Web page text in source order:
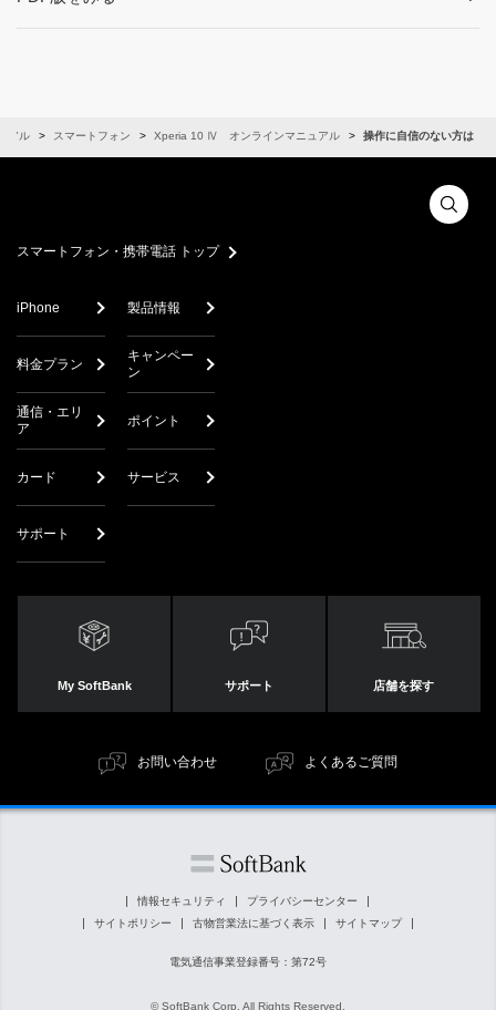
アル スマートフォン Xperia 10 Ⅳ オンラインマニュアル 操作に自信のない方は
スマートフォン・携帯電話 トップ
iPhone 製品情報
料金プラン
キャンペー
ン
通信・エリ
ア
ポイント
カード サービス
サポート
My SoftBank サポート 店舗を探す
お問い合わせ よくあるご質問
情報セキュリティ
プライバシーセンター
サイトポリシー
古物営業法に基づく表示 サイトマップ
電気通信事業登録番号：第72号
© SoftBank Corp. All Rights Reserved.